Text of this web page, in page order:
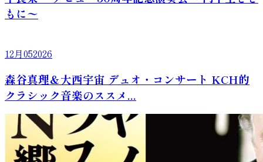
もに〜
12月052026
森谷真理＆大西宇宙 デュオ・コンサート KCH的
クラシック音楽のススメ...